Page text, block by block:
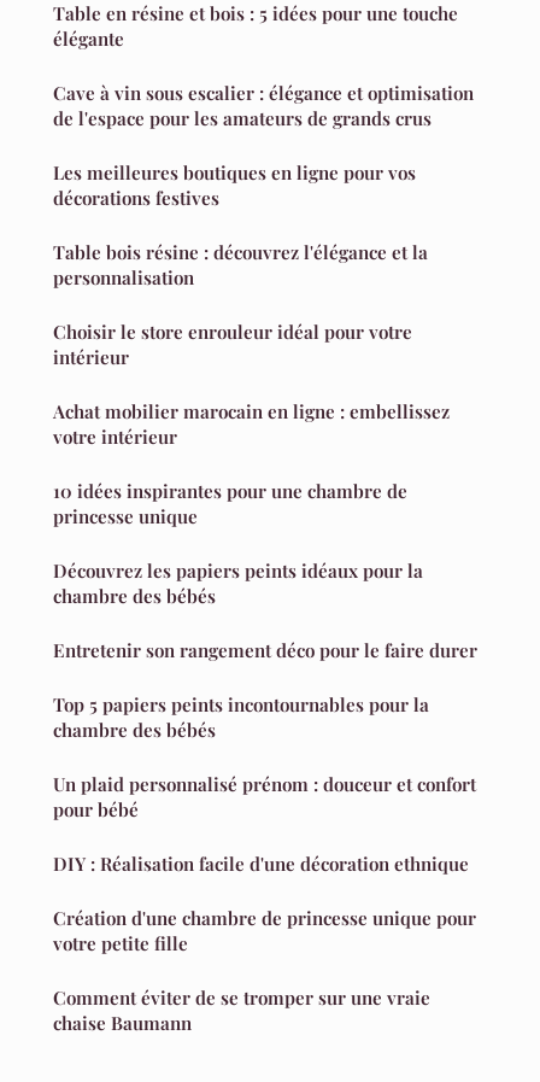
Table en résine et bois : 5 idées pour une touche
élégante
Cave à vin sous escalier : élégance et optimisation
de l'espace pour les amateurs de grands crus
Les meilleures boutiques en ligne pour vos
décorations festives
Table bois résine : découvrez l'élégance et la
personnalisation
Choisir le store enrouleur idéal pour votre
intérieur
Achat mobilier marocain en ligne : embellissez
votre intérieur
10 idées inspirantes pour une chambre de
princesse unique
Découvrez les papiers peints idéaux pour la
chambre des bébés
Entretenir son rangement déco pour le faire durer
Top 5 papiers peints incontournables pour la
chambre des bébés
Un plaid personnalisé prénom : douceur et confort
pour bébé
DIY : Réalisation facile d'une décoration ethnique
Création d'une chambre de princesse unique pour
votre petite fille
Comment éviter de se tromper sur une vraie
chaise Baumann